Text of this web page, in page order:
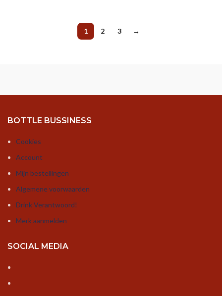
1 2 3 →
BOTTLE BUSSINESS
Cookies
Account
Mijn bestellingen
Algemene voorwaarden
Drink Verantwoord!
Merk aanmelden
SOCIAL MEDIA